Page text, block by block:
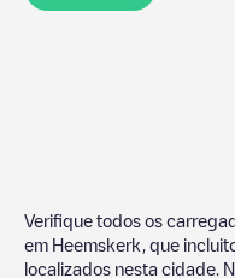
Verifique todos os
em Heemskerk , que
localizados nesta cidade.